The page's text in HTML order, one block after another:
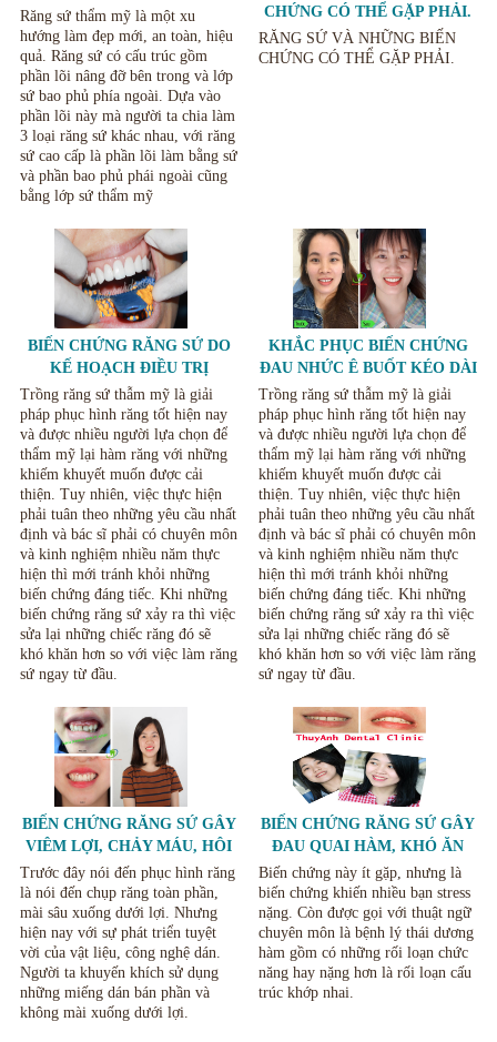
Răng sứ thẩm mỹ là một xu
hướng làm đẹp mới, an toàn, hiệu
quả. Răng sứ có cấu trúc gồm
phần lõi nâng đỡ bên trong và lớp
sứ bao phủ phía ngoài. Dựa vào
phần lõi này mà người ta chia làm
3 loại răng sứ khác nhau, với răng
sứ cao cấp là phần lõi làm bằng sứ
và phần bao phủ phái ngoài cũng
bằng lớp sứ thẩm mỹ
CHỨNG CÓ THỂ GẶP PHẢI.
RĂNG SỨ VÀ NHỮNG BIẾN
CHỨNG CÓ THỂ GẶP PHẢI.
BIẾN CHỨNG RĂNG SỨ DO
KẾ HOẠCH ĐIỀU TRỊ
KHÔNG RÕ RÀNG.
Trồng răng sứ thẫm mỹ là giải
pháp phục hình răng tốt hiện nay
và được nhiều người lựa chọn để
thẩm mỹ lại hàm răng với những
khiếm khuyết muốn được cải
thiện. Tuy nhiên, việc thực hiện
phải tuân theo những yêu cầu nhất
định và bác sĩ phải có chuyên môn
và kinh nghiệm nhiều năm thực
hiện thì mới tránh khỏi những
biến chứng đáng tiếc. Khi những
biến chứng răng sứ xảy ra thì việc
sửa lại những chiếc răng đó sẽ
khó khăn hơn so với việc làm răng
sứ ngay từ đầu.
KHẮC PHỤC BIẾN CHỨNG
ĐAU NHỨC Ê BUỐT KÉO DÀI
KHI LÀM RĂNG SỨ
Trồng răng sứ thẫm mỹ là giải
pháp phục hình răng tốt hiện nay
và được nhiều người lựa chọn để
thẩm mỹ lại hàm răng với những
khiếm khuyết muốn được cải
thiện. Tuy nhiên, việc thực hiện
phải tuân theo những yêu cầu nhất
định và bác sĩ phải có chuyên môn
và kinh nghiệm nhiều năm thực
hiện thì mới tránh khỏi những
biến chứng đáng tiếc. Khi những
biến chứng răng sứ xảy ra thì việc
sửa lại những chiếc răng đó sẽ
khó khăn hơn so với việc làm răng
sứ ngay từ đầu.
BIẾN CHỨNG RĂNG SỨ GÂY
VIÊM LỢI, CHẢY MÁU, HÔI
MIỆNG VÀ CÁCH KHẮC
PHỤC
Trước đây nói đến phục hình răng
là nói đến chụp răng toàn phần,
mài sâu xuống dưới lợi. Nhưng
hiện nay với sự phát triển tuyệt
vời của vật liệu, công nghệ dán.
Người ta khuyến khích sử dụng
những miếng dán bán phần và
không mài xuống dưới lợi.
BIẾN CHỨNG RĂNG SỨ GÂY
ĐAU QUAI HÀM, KHÓ ĂN
NHAI VÀ CÁCH KHẮC PHỤC
Biến chứng này ít gặp, nhưng là
biến chứng khiến nhiều bạn stress
nặng. Còn được gọi với thuật ngữ
chuyên môn là bệnh lý thái dương
hàm gồm có những rối loạn chức
năng hay nặng hơn là rối loạn cấu
trúc khớp nhai.